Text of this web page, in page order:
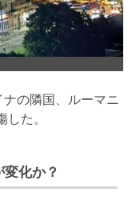
の隣国、ルーマニ
た。
化か？